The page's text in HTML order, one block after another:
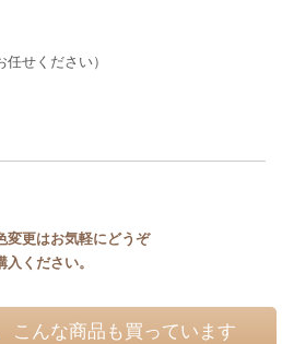
せください）
変更はお気軽にどうぞ
ください。
こんな商品も買っています